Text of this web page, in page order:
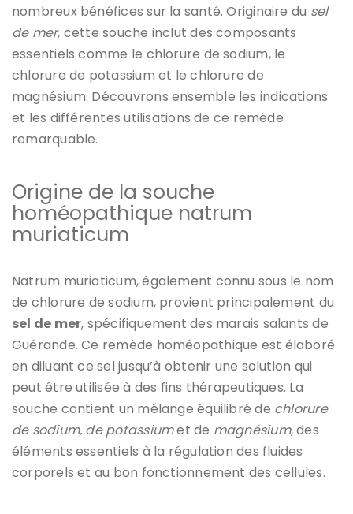
nombreux bénéfices sur la santé. Originaire du sel
de mer, cette souche inclut des composants
essentiels comme le chlorure de sodium, le
chlorure de potassium et le chlorure de
magnésium. Découvrons ensemble les indications
et les différentes utilisations de ce remède
remarquable.
Origine de la souche
homéopathique natrum
muriaticum
Natrum muriaticum, également connu sous le nom
de chlorure de sodium, provient principalement du
sel de mer, spécifiquement des marais salants de
Guérande. Ce remède homéopathique est élaboré
en diluant ce sel jusqu’à obtenir une solution qui
peut être utilisée à des fins thérapeutiques. La
souche contient un mélange équilibré de chlorure
de sodium, de potassiumet de magnésium, des
éléments essentiels à la régulation des fluides
corporels et au bon fonctionnement des cellules.